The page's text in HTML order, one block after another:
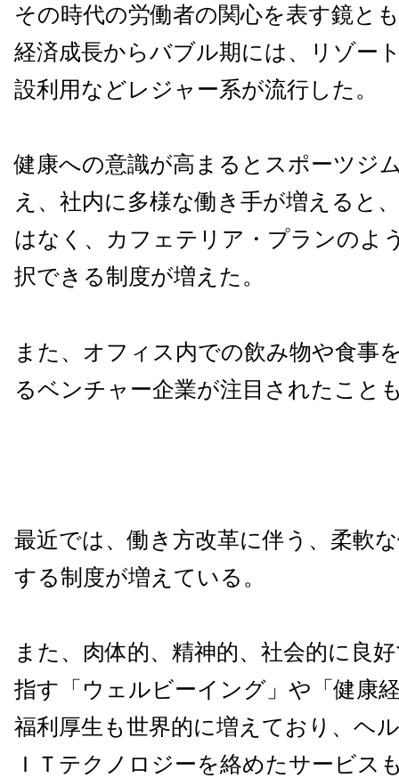
その時代の労働者の関心を表す鏡と
経済成長からバブル期には、リゾー
設利用などレジャー系が流行した。
健康への意識が高まるとスポーツジ
え、社内に多様な働き手が増えると
はなく、カフェテリア・プランのよ
択できる制度が増えた。
また、オフィス内での飲み物や食事
るベンチャー企業が注目されたこと
最近では、働き方改革に伴う、柔軟
する制度が増えている。
また、肉体的、精神的、社会的に良
指す「ウェルビーイング」や「健康
福利厚生も世界的に増えており、ヘ
ＩＴテクノロジーを絡めたサービス